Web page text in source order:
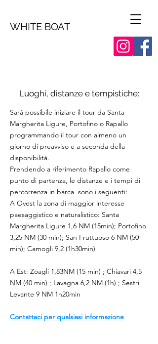
WHITE BOAT
Luoghi, distanze e tempistiche:
Sarà possibile iniziare il tour da Santa
Margherita Ligure, Portofino o Rapallo
programmando il tour con almeno un
giorno di preavviso e a seconda della
disponibilità.
Prendendo a riferimento Rapallo come
punto di partenza, le distanze e i tempi di
percorrenza in barca sono i seguenti:
A Ovest la zona di maggior interesse
paesaggistico e naturalistico: Santa
Margherita Ligure 1,6 NM (15min); Portofino
3,25 NM (30 min); San Fruttuoso 6 NM (50
min); Camogli 9,2 (1h30min)
A Est: Zoagli 1,83NM (15 min) ; Chiavari 4,5
NM (40 min) ; Lavagna 6,2 NM (1h) ; Sestri
Levante 9 NM 1h20min
Contattaci per qualsiasi informazione